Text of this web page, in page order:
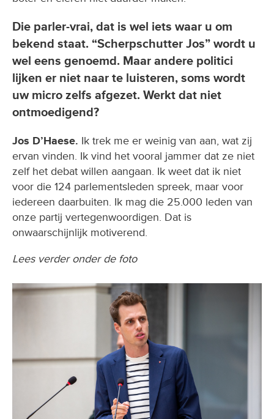
Die parler-vrai, dat is wel iets waar u om
bekend staat. “Scherpschutter Jos” wordt u
wel eens genoemd. Maar andere politici
lijken er niet naar te luisteren, soms wordt
uw micro zelfs afgezet. Werkt dat niet
ontmoedigend?
Jos D’Haese. Ik trek me er weinig van aan, wat zij
ervan vinden. Ik vind het vooral jammer dat ze niet
zelf het debat willen aangaan. Ik weet dat ik niet
voor die 124 parlementsleden spreek, maar voor
iedereen daarbuiten. Ik mag die 25.000 leden van
onze partij vertegenwoordigen. Dat is
onwaarschijnlijk motiverend.
Lees verder onder de foto